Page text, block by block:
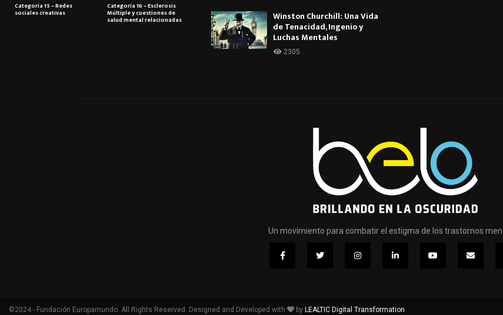
Categoría 15 – Redes
sociales creativas
Categoría 16 – Esclerosis
Múltiple y cuestiones de
salud mental relacionadas Winston Churchill: Una Vida
de Tenacidad, Ingenio y
Luchas Mentales
2305
Un movimiento para combatir el estigma de los trastornos
©2024 - Fundación Europamundo. All Rights Reserved. Designed and Developed with by LEALTIC Digital Transformation